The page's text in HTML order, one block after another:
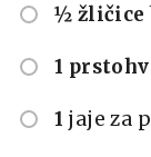
½ žličice
1
1 jaje za